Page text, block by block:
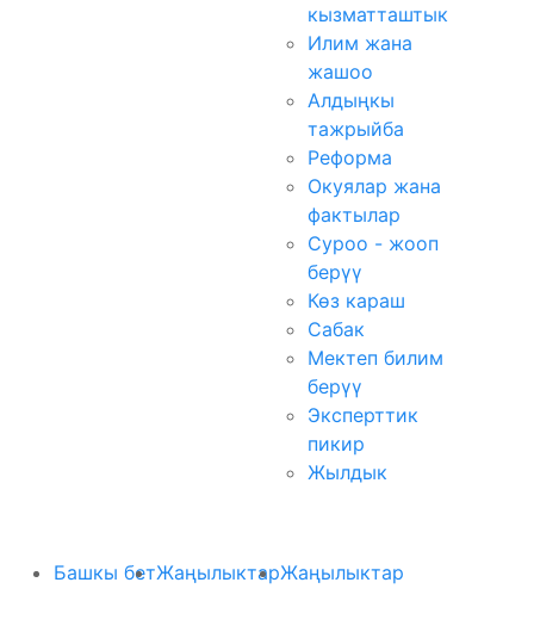
кызматташтык
Илим жана
жашоо
Алдыңкы
тажрыйба
Реформа
Окуялар жана
фактылар
Суроо - жооп
берүү
Көз караш
Сабак
Мектеп билим
берүү
Эксперттик
пикир
Жылдык
Башкы бетЖаңылыктарЖаңылыктар